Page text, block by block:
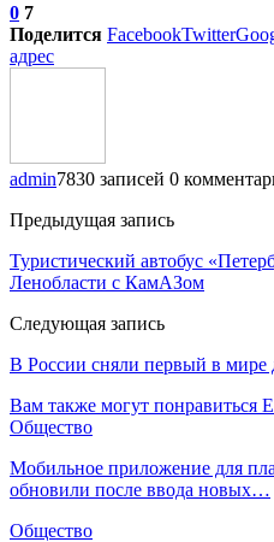
0 7
Поделится FacebookTwitter
адрес
admin7830 записей 0
Предыдущая запись
Туристический автобус
Ленобласти с КамАЗом
Следующая запись
В России сняли первый в мире
Вам также могут понравиться
Общество
Мобильное приложение для
обновили после ввода новых…
Общество